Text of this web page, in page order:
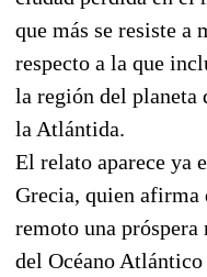
que más se resiste
respecto a la que
la región del planeta
la Atlántida.
El relato aparece ya
Grecia, quien afirma
remoto una
del Océano Atlántico